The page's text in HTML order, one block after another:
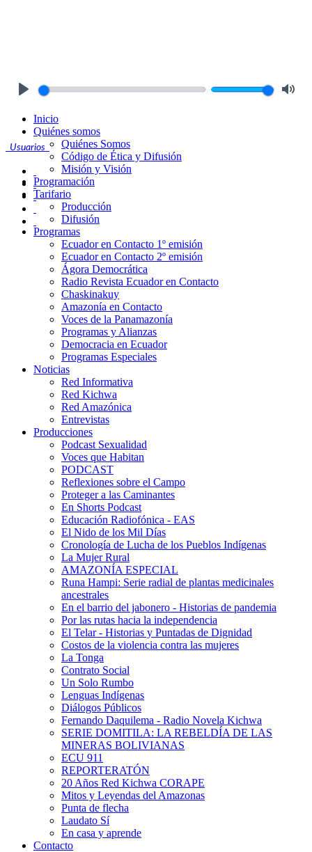
Usuarios
Inicio
Quiénes somos
Quiénes Somos
Código de Ética y Difusión
Misión y Visión
Programación
Tarifario
Producción
Difusión
Programas
Ecuador en Contacto 1º emisión
Ecuador en Contacto 2º emisión
Ágora Democrática
Radio Revista Ecuador en Contacto
Chaskinakuy
Amazonía en Contacto
Voces de la Panamazonía
Programas y Alianzas
Democracia en Ecuador
Programas Especiales
Noticias
Red Informativa
Red Kichwa
Red Amazónica
Entrevistas
Producciones
Podcast Sexualidad
Voces que Habitan
PODCAST
Reflexiones sobre el Campo
Proteger a las Caminantes
En Shorts Podcast
Educación Radiofónica - EAS
El Nido de los Mil Días
Cronología de Lucha de los Pueblos Indígenas
La Mujer Rural
AMAZONÍA ESPECIAL
Runa Hampi: Serie radial de plantas medicinales
ancestrales
En el barrio del jabonero - Historias de pandemia
Por las rutas hacia la independencia
El Telar - Historias y Puntadas de Dignidad
Costos de la violencia contra las mujeres
La Tonga
Contrato Social
Un Solo Rumbo
Lenguas Indígenas
Diálogos Públicos
Fernando Daquilema - Radio Novela Kichwa
SERIE DOMITILA: LA REBELDÍA DE LAS
MINERAS BOLIVIANAS
ECU 911
REPORTERATÓN
20 Años Red Kichwa CORAPE
Mitos y Leyendas del Amazonas
Punta de flecha
Laudato Sí
En casa y aprende
Contacto